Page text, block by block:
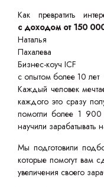
Как превратить
с доходом от 150
Наталья
Пахалева
Бизнес-коуч ICF
с опытом более 10 лет
Каждый человек
каждого это сразу
помогли более 1
научили зарабатывать
Мы подготовили
которые помогут вам
увеличения своего